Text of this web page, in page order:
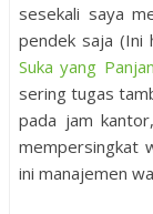
sesekali saya
pendek saja (Ini
Suka yang
sering tugas
pada jam
mempersingkat
ini manajemen